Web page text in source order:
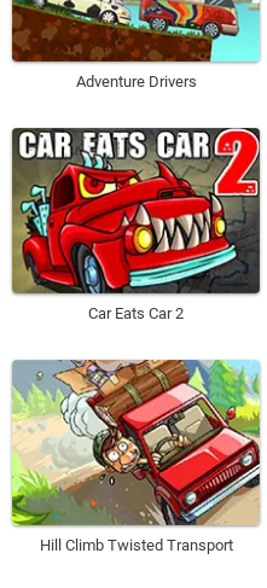
Adventure Drivers
Car Eats Car 2
Hill Climb Twisted Transport